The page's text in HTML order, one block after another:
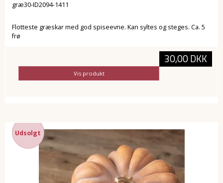
græ30-ID2094-1411
Flotteste græskar med god spiseevne. Kan syltes og steges. Ca. 5
frø
30,00 DKK
Vis produkt
Udsolgt